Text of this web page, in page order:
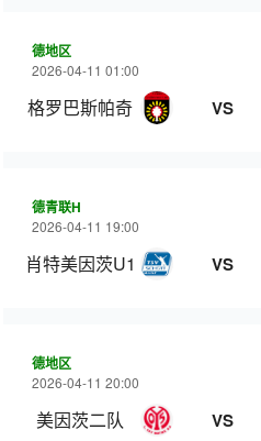
德地区
2026-04-11 01:00
格罗巴斯帕奇 VS
德青联H
2026-04-11 19:00
肖特美因茨U19 VS
德地区
2026-04-11 20:00
美因茨二队 VS